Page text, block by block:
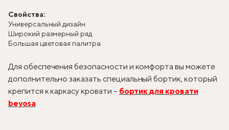
Свойства:
Универсальный дизайн
Широкий размерный ряд
Большая цветовая палитра
Для обеспечения безопасности и комфорта вы можете
дополнительно заказать специальный бортик, который
крепится к каркасу кровати – бортик для кровати
beyosa